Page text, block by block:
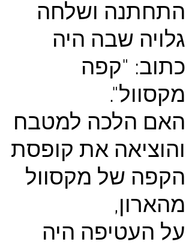
התחתנה ושלחה
גלויה שבה היה
כתוב: "קפה
מקסוול".
האם הלכה למטבח
והוציאה את קופסת
הקפה של מקסוול
מהארון,
על העטיפה היה